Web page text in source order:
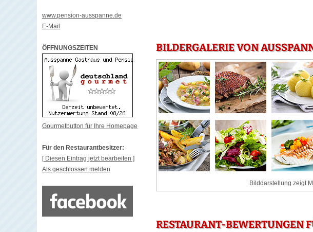
www.pension-ausspanne.de
E-Mail
ÖFFNUNGSZEITEN
Gourmetbutton für Ihre Homepage
Für den Restaurantbesitzer:
[ Diesen Eintrag jetzt bearbeiten ]
Als geschlossen melden
BILDERGALERIE VON
Bilddarstellung zeigt
RESTAURANT-BEWERTUNGEN